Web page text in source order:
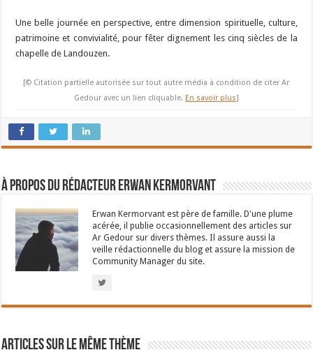
Une belle journée en perspective, entre dimension spirituelle, culture,
patrimoine et convivialité, pour fêter dignement les cinq siècles de la
chapelle de Landouzen.
[© Citation partielle autorisée sur tout autre média à condition de citer Ar
Gedour avec un lien cliquable. En savoir plus]
À propos du rédacteur Erwan Kermorvant
Erwan Kermorvant est père de famille. D'une plume
acérée, il publie occasionnellement des articles sur
Ar Gedour sur divers thèmes. Il assure aussi la
veille rédactionnelle du blog et assure la mission de
Community Manager du site.
Articles sur le même thème